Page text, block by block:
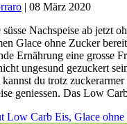
| 08 März 2020
Nachspeise ab jetzt
Glace ohne Zucker
Ernährung eine grosse
ungesund gezuckert
du trotz zuckerarmer
geniessen. Das Low
Low Carb Eis, Glace